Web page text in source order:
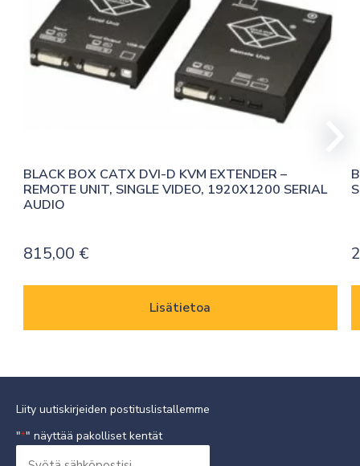
BLACK BOX CATX DVI-D KVM EXTENDER –
REMOTE UNIT, SINGLE VIDEO, 1920X1200 SERIAL
AUDIO
815,00 €
Lisätietoa
Liity uutiskirjeiden postituslistallemme
"*" näyttää pakolliset kentät